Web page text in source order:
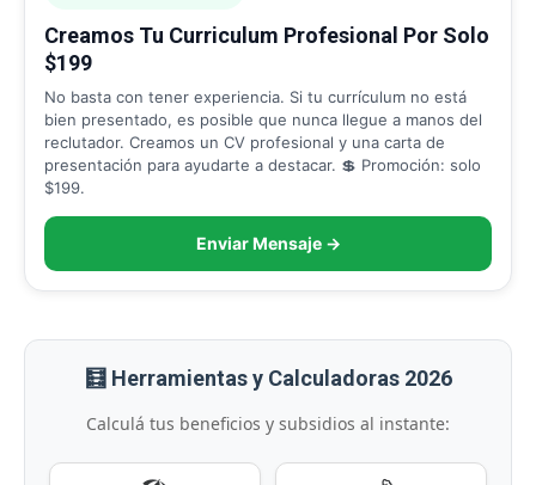
Creamos Tu Curriculum Profesional Por Solo
$199
No basta con tener experiencia. Si tu currículum no está
bien presentado, es posible que nunca llegue a manos del
reclutador. Creamos un CV profesional y una carta de
presentación para ayudarte a destacar. 💲 Promoción: solo
$199.
Enviar Mensaje →
🧮 Herramientas y Calculadoras 2026
Calculá tus beneficios y subsidios al instante: